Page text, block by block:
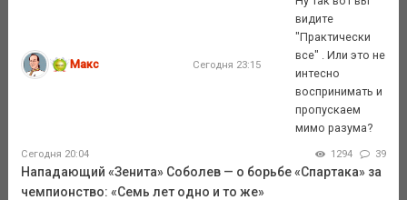
Макс Сегодня 23:15
видите
"Практически
все" . Или это не
интесно
воспринимать и
пропускаем
мимо разума?
Сегодня 20:04 1294 39
Нападающий «Зенита» Соболев — о борьбе «Спартака» за
чемпионство: «Семь лет одно и то же»